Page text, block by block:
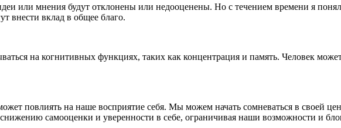
или мнения будут отклонены или недооценены. Но с течением времени я
внести вклад в общее благо.
на когнитивных функциях, таких как концентрация и память. Человек
повлиять на наше восприятие себя. Мы можем начать сомневаться в своей
самооценки и уверенности в себе, ограничивая наши возможности и